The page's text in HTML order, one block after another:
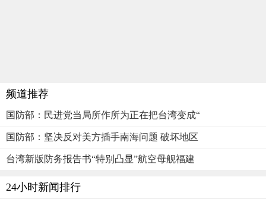
频道推荐
国防部：民进党当局所作所为正在把台湾变成“
国防部：坚决反对美方插手南海问题 破坏地区
台湾新版防务报告书“特别凸显”航空母舰福建
24小时新闻排行